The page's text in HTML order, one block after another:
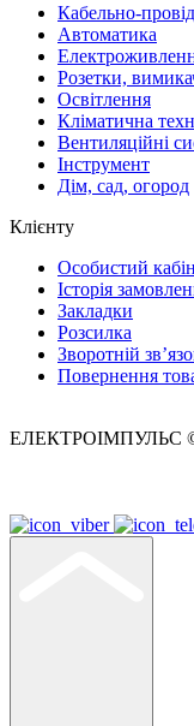
Кабельно-
Автоматика
Розетки,
Освітлення
Кліматична
Вентиляційні
Інструмент
Дім, сад, огород
Клієнту
Особистий
Історія
Закладки
Розсилка
Зворотній
Повернення
ЕЛЕКТРОІМПУЛЬС